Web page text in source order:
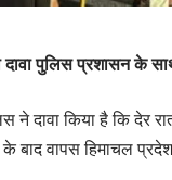
दावा पुलिस प्रशासन के
ने दावा किया है कि देर
बाद वापस हिमाचल